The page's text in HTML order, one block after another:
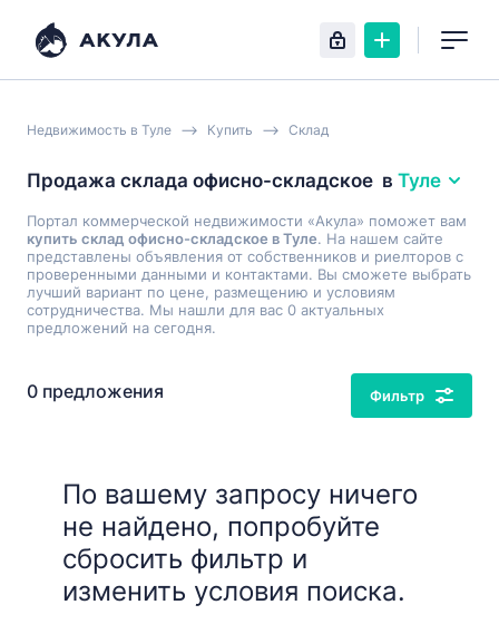
Недвижимость в Туле Купить Склад
Продажа склада офисно-складское в Туле
Портал коммерческой недвижимости «Акула» поможет вам
купить склад офисно-складское в Туле. На нашем сайте
представлены объявления от собственников и риелторов с
проверенными данными и контактами. Вы сможете выбрать
лучший вариант по цене, размещению и условиям
сотрудничества. Мы нашли для вас 0 актуальных
предложений на сегодня.
0 предложения Фильтр
По вашему запросу ничего
не найдено, попробуйте
сбросить фильтр и
изменить условия поиска.